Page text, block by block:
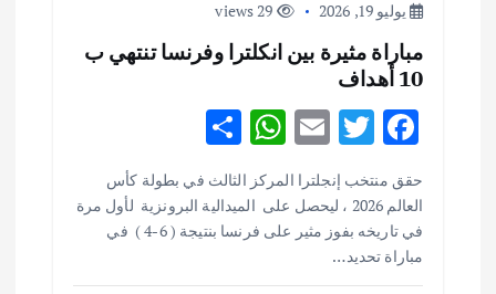
يوليو 19, 2026
مباراة مثيرة بين انكلترا وفرنسا تنتهي ب
10 أهداف
F
e
b
o
T
w
it
te
r
E
m
ai
l
W
h
at
s
S
h
ar
e
حقق منتخب إنجلترا المركز الثالث في بطولة كأس
العالم 2026 ، ليحصل على الميدالية البرونزية لأول مرة
في تاريخه بفوز مثير على فرنسا بنتيجة ( 6-4 ) في
مباراة تحديد…